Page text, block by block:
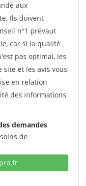
aux
Ils doivent
n°1 prévaut
car si la qualité
pas optimal, les
et les avis vous
en relation
des informations
demandes
de